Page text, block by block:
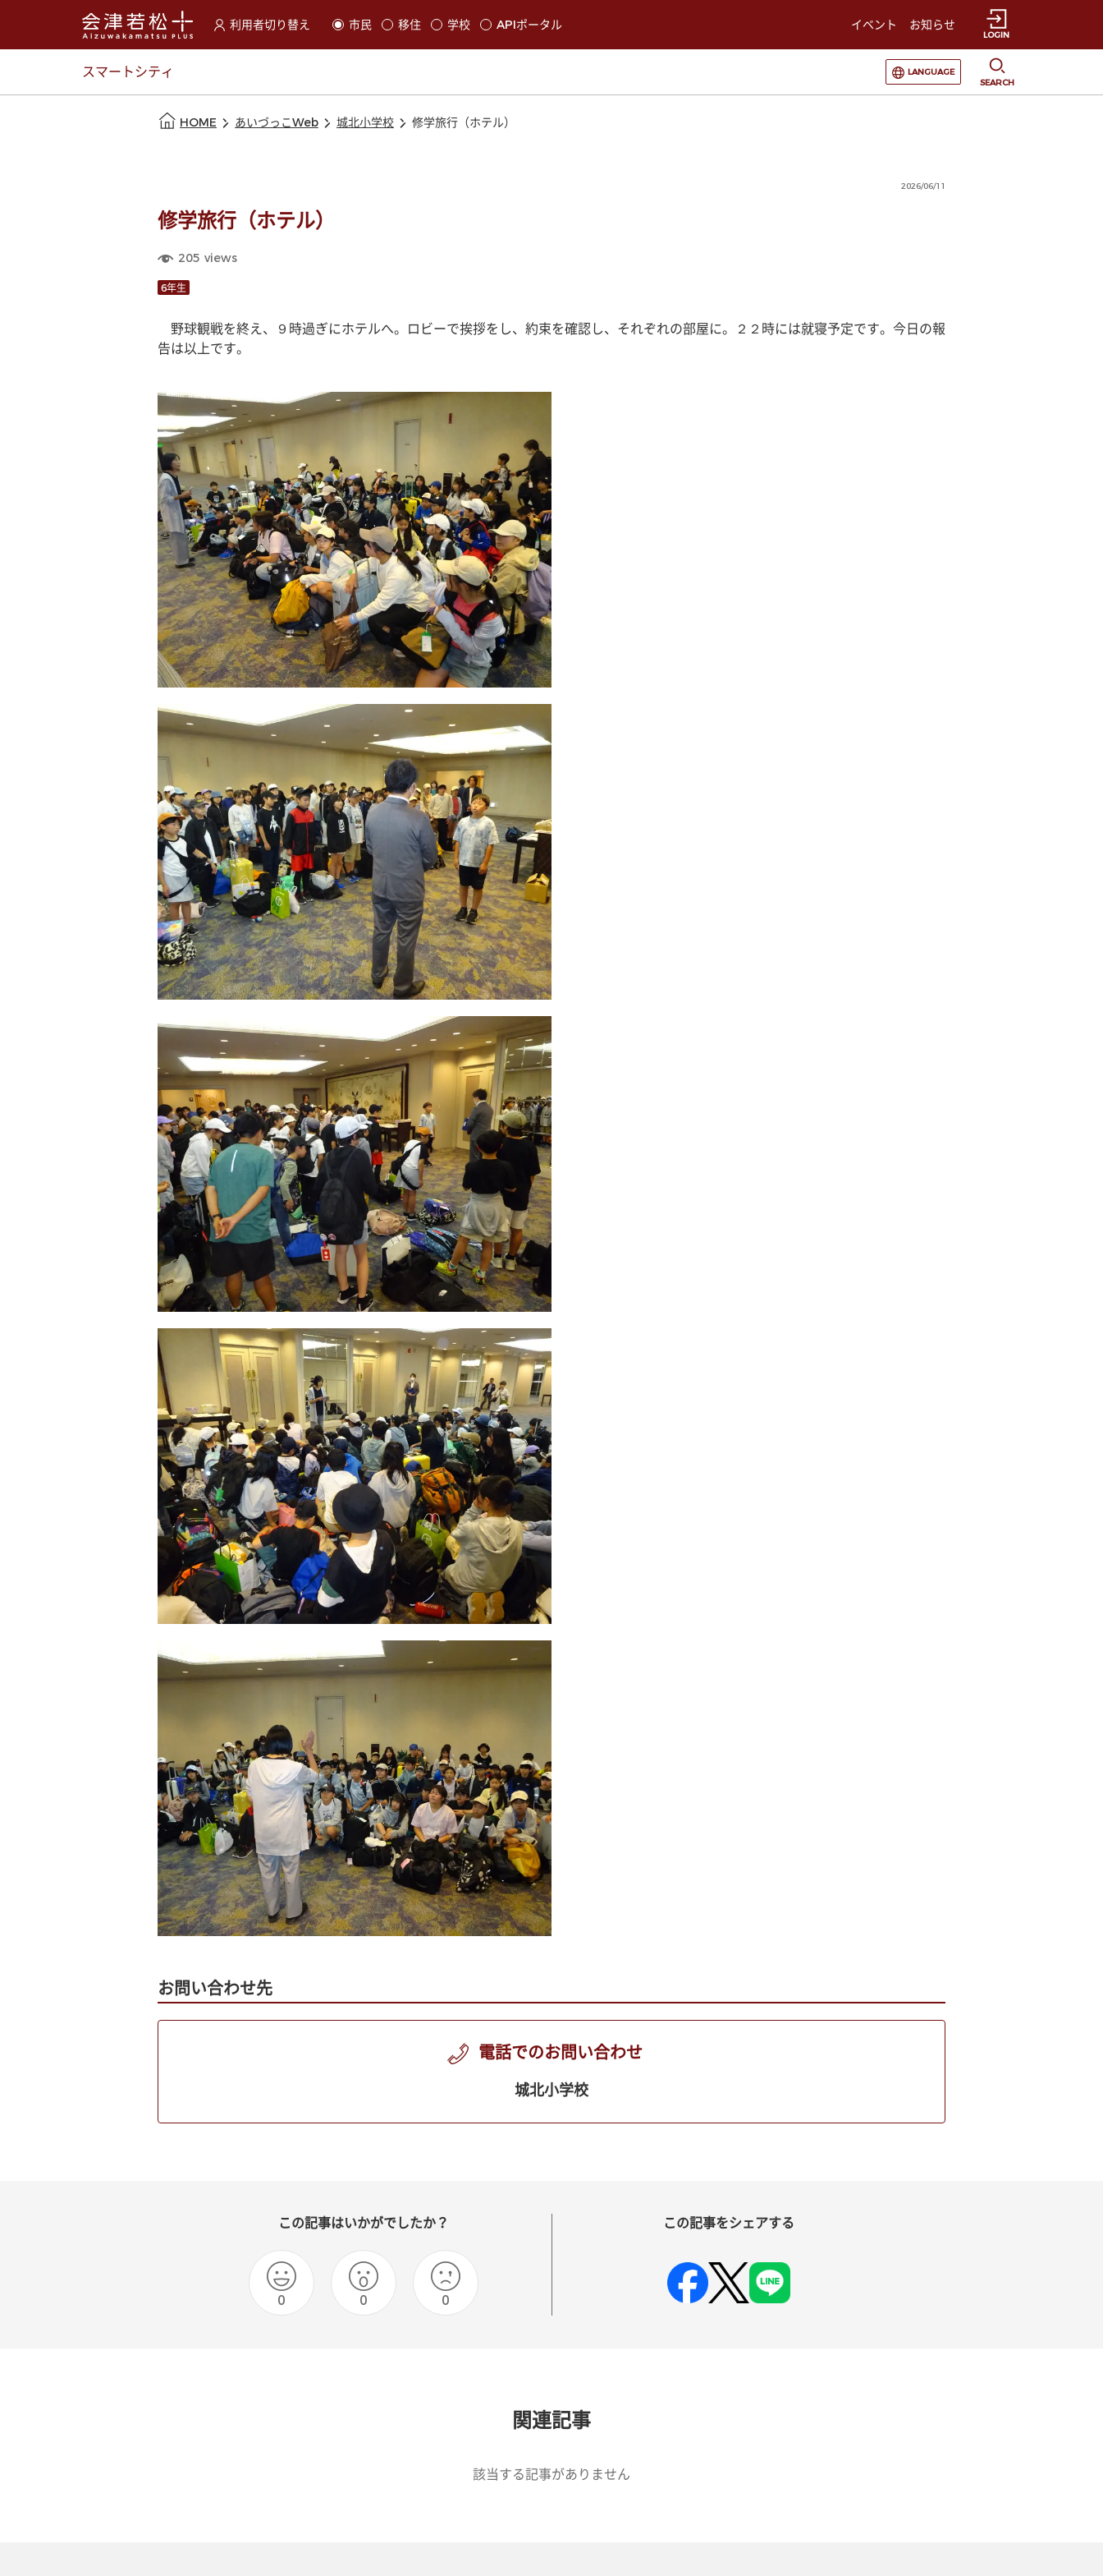
利用者切り替え
選択すると利用者の切替が発生します
市民 移住 学校 APIポータル イベント お知らせ
LOGIN
スマートシティ
選択すると言語の切替が発生します
LANGUAGE
SEARCH
HOME あいづっこWeb 城北小学校 修学旅行（ホテル）
2026/06/11
修学旅行（ホテル）
205 views
6年生
野球観戦を終え、９時過ぎにホテルへ。ロビーで挨拶をし、約束を確認し、それぞれの部屋に。２２時には就寝予定です。今日の報
告は以上です。
お問い合わせ先
電話でのお問い合わせ
城北小学校
この記事はいかがでしたか？
0 0 0
この記事をシェアする
関連記事
該当する記事がありません